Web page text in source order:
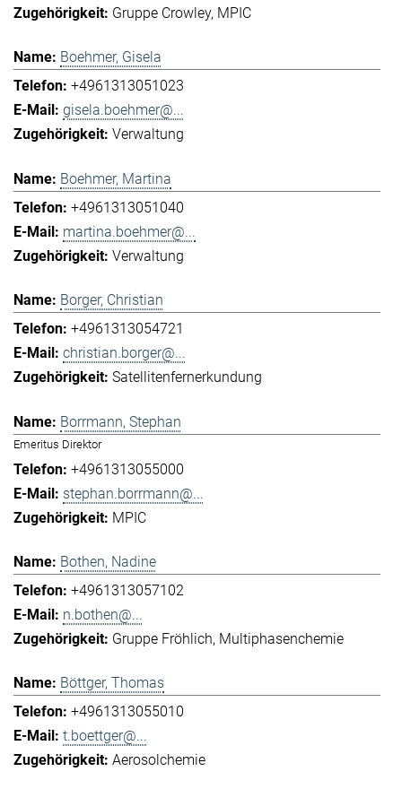
Gruppe Crowley MPIC
Boehmer, Gisela
+4961313051023
gisela.boehmer@...
Verwaltung
Boehmer, Martina
+4961313051040
martina.boehmer@...
Verwaltung
Borger, Christian
+4961313054721
christian.borger@...
Satellitenfernerkundung
Borrmann, Stephan
Emeritus Direktor
+4961313055000
stephan.borrmann@...
MPIC
Bothen, Nadine
+4961313057102
n.bothen@...
Gruppe Fröhlich Multiphasenchemie
Böttger, Thomas
+4961313055010
t.boettger@...
Aerosolchemie